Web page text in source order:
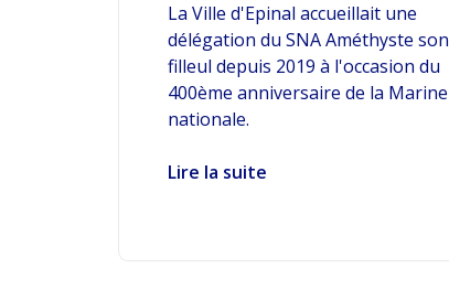
La Ville d'Epinal accueillait une
délégation du SNA Améthyste son
filleul depuis 2019 à l'occasion du
400ème anniversaire de la Marine
nationale.
Lire la suite